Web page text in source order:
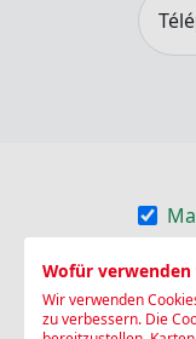
Die
Wofür verwenden
Wir verwenden
zu verbessern. Die